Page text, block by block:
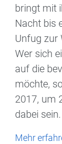
bringt mit
Nacht bis
Unfug zur
Wer sich
auf die
möchte,
2017, um
dabei sein.
Mehr